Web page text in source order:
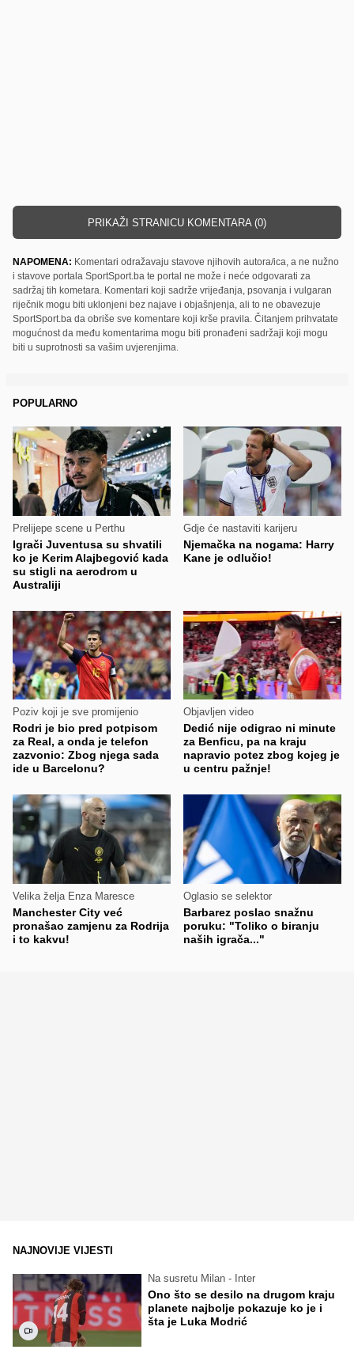
PRIKAŽI STRANICU KOMENTARA (0)
NAPOMENA: Komentari odražavaju stavove njihovih autora/ica, a ne nužno
i stavove portala SportSport.ba te portal ne može i neće odgovarati za
sadržaj tih kometara. Komentari koji sadrže vrijeđanja, psovanja i vulgaran
riječnik mogu biti uklonjeni bez najave i objašnjenja, ali to ne obavezuje
SportSport.ba da obriše sve komentare koji krše pravila. Čitanjem prihvatate
mogućnost da među komentarima mogu biti pronađeni sadržaji koji mogu
biti u suprotnosti sa vašim uvjerenjima.
POPULARNO
Prelijepe scene u Perthu
Igrači Juventusa su shvatili
ko je Kerim Alajbegović kada
su stigli na aerodrom u
Australiji
Gdje će nastaviti karijeru
Njemačka na nogama: Harry
Kane je odlučio!
Poziv koji je sve promijenio
Rodri je bio pred potpisom
za Real, a onda je telefon
zazvonio: Zbog njega sada
ide u Barcelonu?
Objavljen video
Dedić nije odigrao ni minute
za Benficu, pa na kraju
napravio potez zbog kojeg je
u centru pažnje!
Velika želja Enza Maresce
Manchester City već
pronašao zamjenu za Rodrija
i to kakvu!
Oglasio se selektor
Barbarez poslao snažnu
poruku: "Toliko o biranju
naših igrača..."
NAJNOVIJE VIJESTI
Na susretu Milan - Inter
Ono što se desilo na drugom kraju
planete najbolje pokazuje ko je i
šta je Luka Modrić